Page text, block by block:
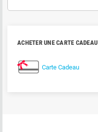
ACHETER UNE CARTE CADEAU
Carte Cadeau